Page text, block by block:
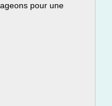
pour une